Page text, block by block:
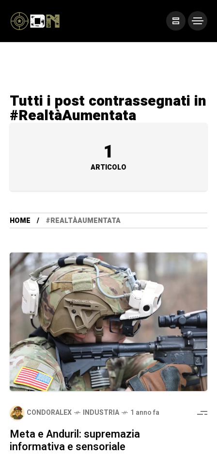
Tutti i post contrassegnati in
#RealtàAumentata
1
ARTICOLO
HOME #REALTÀAUMENTATA
CONDORALEX INDUSTRIA 1 anno fa
Meta e Anduril: supremazia
informativa e sensoriale